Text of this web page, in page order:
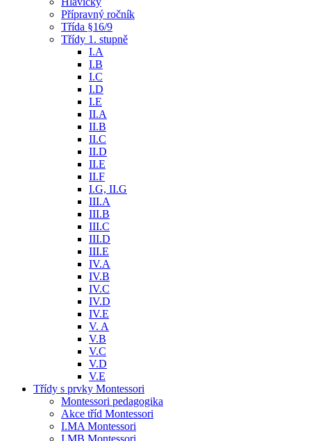
Přípravný ročník
Třída §16/9
Třídy 1. stupně
I.A
I.B
I.C
I.D
I.E
II.A
II.B
II.C
II.D
II.E
II.F
I.G, II.G
III.A
III.B
III.C
III.D
III.E
IV.A
IV.B
IV.C
IV.D
IV.E
V. A
V.B
V.C
V.D
V.E
Třídy s prvky Montessori
Montessori pedagogika
Akce tříd Montessori
I.MA Montessori
I.MB Montessori